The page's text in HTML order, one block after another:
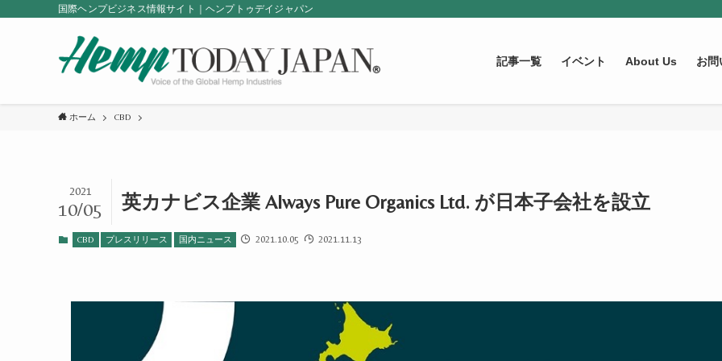
国際ヘンプビジネス情報サイト｜ヘンプトゥデイジャパン
記事一覧 イベント About Us お問
ホーム CBD
英カナビス企業 Always Pure Organics Ltd. が日本子会社を設立
2021
10/05
CBD プレスリリース 国内ニュース 2021.10.05 2021.11.13